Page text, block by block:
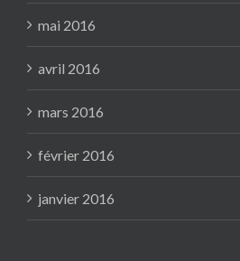
mai 2016
avril 2016
mars 2016
février 2016
janvier 2016